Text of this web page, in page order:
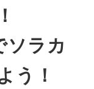
ラカ
う！